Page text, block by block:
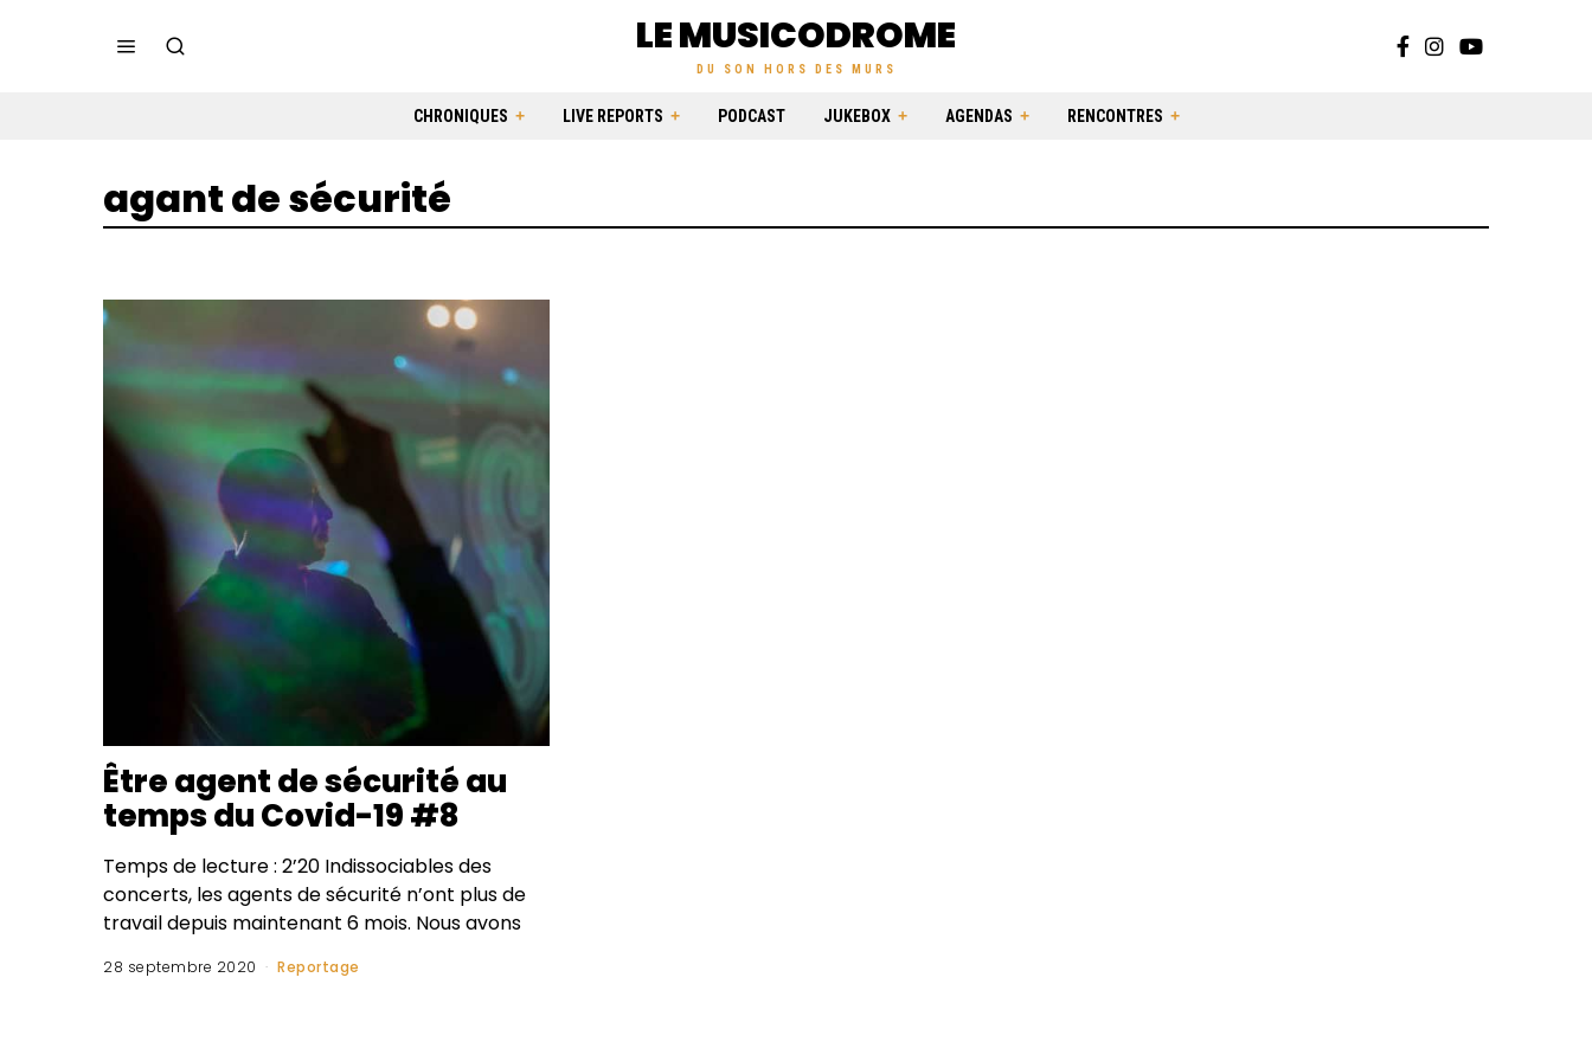
LE MUSICODROME
DU SON HORS DES MURS
CHRONIQUES LIVE REPORTS PODCAST JUKEBOX AGENDAS RENCONTRES
agant de sécurité
Être agent de sécurité au
temps du Covid-19 #8
Temps de lecture : 2’20 Indissociables des
concerts, les agents de sécurité n’ont plus de
travail depuis maintenant 6 mois. Nous avons
28 septembre 2020 Reportage